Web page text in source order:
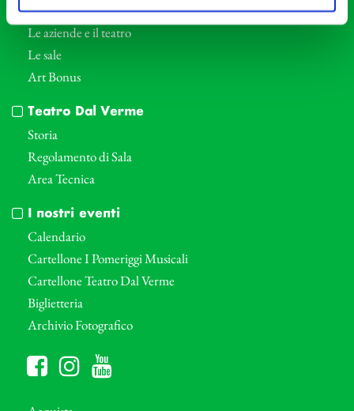
Eventi Corporate
Le aziende e il teatro
Le sale
Art Bonus
Teatro Dal Verme
Storia
Regolamento di Sala
Area Tecnica
I nostri eventi
Calendario
Cartellone I Pomeriggi Musicali
Cartellone Teatro Dal Verme
Biglietteria
Archivio Fotografico